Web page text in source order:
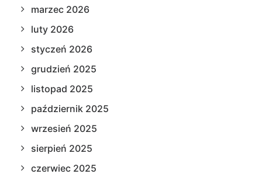
marzec 2026
luty 2026
styczeń 2026
grudzień 2025
listopad 2025
październik 2025
wrzesień 2025
sierpień 2025
czerwiec 2025